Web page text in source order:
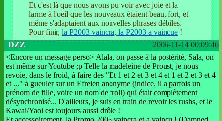
Et c'est là que nous avons pu voir avec joie et la
larme à l'oeil que les nouveaux étaient beau, fort, et
même s'adaptaient aux nouvelles phrases débiles.
Pour finir, la P2003 vaincra, la P2003 a vaincue !
2006-11-14 00:09:46
DZZ
<Encore un message perso> Alala, on passe à la postérité, Sala, on
est même sur Youtube ;p Telle la madeleine de Proust, je nous
revoie, dans le froid, à faire des "Et 1 et 2 et 3 et 4 et 1 et 2 et 3 et 4
et ..." à gueuler sur un Efreien anonyme (indice, il a parfois un
prénom de fille, voire un nom de troll) qui était complètement
désynchronisé... D'ailleurs, je suis en train de revoir les rushs, et le
Kawai/Yaoi est toujours aussi drôle !
Et accessoirement, la Promo 2003 vaincra et a vaincu ! (Damned,